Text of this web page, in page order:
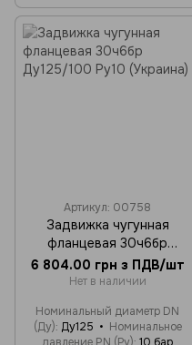
Артикул: 00758
Задвижка чугунная
фланцевая 30ч6бр
Ду125/100 Ру10 (Украина)
6 804.00 грн з ПДВ/шт
Нет в наличии
Номинальный диаметр DN
(Ду) Ду125
Номинальное